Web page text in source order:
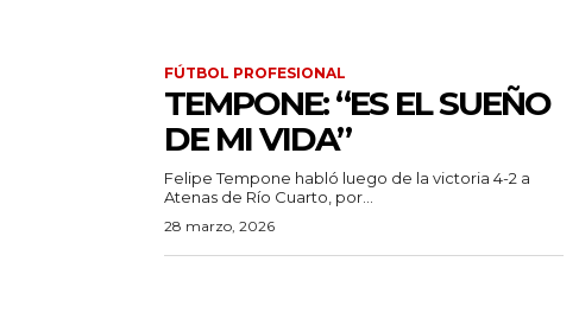
FÚTBOL PROFESIONAL
TEMPONE: “ES EL SUEÑO
DE MI VIDA”
Felipe Tempone habló luego de la victoria 4-2 a
Atenas de Río Cuarto, por...
28 marzo, 2026